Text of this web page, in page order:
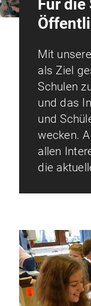
Für die
Mit
als Ziel
Schulen
und das
und
wecken.
allen
die